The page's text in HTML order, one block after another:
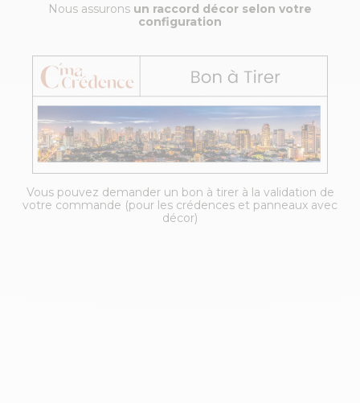
Nous assurons un raccord décor selon votre
configuration
Vous pouvez demander un bon à tirer à la validation de
votre commande (pour les crédences et panneaux avec
décor)